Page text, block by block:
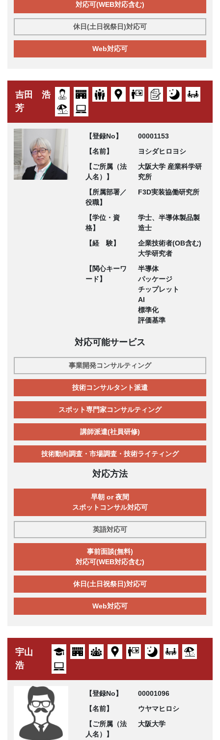
対応可(WEB対応含む)
休日(土日祝祭日)対応可
Web対応可
吉田 浩
芳
【登録No】
00001153
【名前】
ヨシダヒロヨシ
【ご所属（法
人名）】
大阪大学 産業科学研
究所
【所属部署／
役職】
F3D実装協働研究所
【学位・資
格】
学士、半導体製品製
造士
【経 験】
企業技術者(OB含む)
大学研究者
【関心キーワ
ード】
半導体
パッケージ
チップレット
AI
標準化
評価基準
対応可能サービス
事業開発コンサルティング
技術コンサルタント派遣
スポット専門家コンサルティング
講師派遣(社員研修)
技術動向調査・市場調査・技術ライティング
対応方法
早朝 or 夜間
スポットコンサル対応可
英語対応可
事前面談(無料)
対応可(WEB対応含む)
休日(土日祝祭日)対応可
Web対応可
宇山
浩
【登録No】
00001096
【名前】
ウヤマヒロシ
【ご所属（法
人名）】
大阪大学